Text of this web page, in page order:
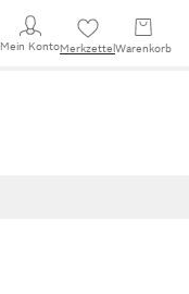
Mein KontoMerkzettel Warenkorb